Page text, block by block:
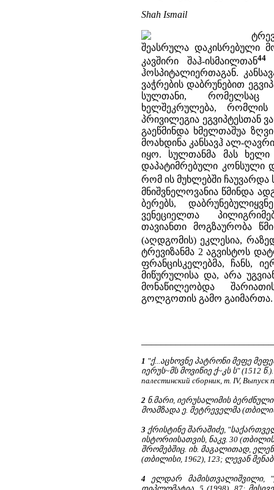
Shah Ismail
შეასრულა დაკისრებული
კავშირი შაჰ-ისმაილთან44
ჰოსპიტალიერთაგან.
ვაჭრების დაბრუნებით
სულთანი,
ხელშეკრულება, რომლის
პრივილეგია ეგვიპტესთან
გაეწმინდა ხმელთაშუა
მოახდინა კანსავჰ ალ-
იყო. სულთანმა მას
დაპატიმრებული კონსული
რომ ის მუხლებში
მნიშვნელოვანია წმინდა
ბერებს,
ვენეციელთა
თავიანთი მოგზაურობა
(აღდგომის) ეკლესია,
ტრევიზანმა 2 აგვისტოს
ფრანცისკელებმა, ჩანს,
მიწურულისა და, არა
მონაწილეობდა
გოლგოთის გამო გაიმართა.
1 "ქ...აცხოვნე პატრონი მეფე
იერუს~მს მოვიწიე ქ~კს ს" (1512 წ.).
палестинский сборник, т. IV,
2 ნ.მარი, იერუსალიმის
მოამზადა ე. მეტრეველმა
3 ქრისტინე შარაშიძე,
ისტორიისათვის, ნაკვ. 30
შრომებშიც. იხ. მაგალითად,
(თბილისი, 1962), 123; ლევან
4 ელდარ მამისთვალიშვილი,